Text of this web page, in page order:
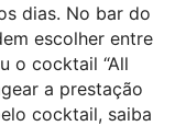
dias. No bar do
escolher entre
o cocktail “All
a prestação
cocktail, saiba